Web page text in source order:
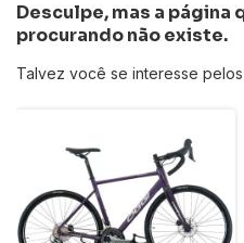
Desculpe, mas a página
procurando não existe.
Talvez você se interesse